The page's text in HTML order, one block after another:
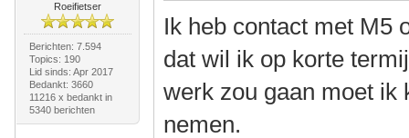
Roeifietser
Berichten: 7.594
Topics: 190
Lid sinds: Apr 2017
Bedankt: 3660
11216 x bedankt in
5340 berichten
Ik heb contact met M5
dat wil ik op korte
werk zou gaan moet ik
nemen.